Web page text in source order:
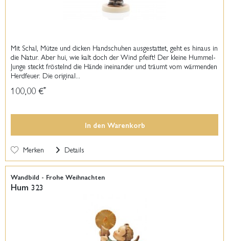
Mit Schal, Mütze und dicken Handschuhen ausgestattet, geht es hinaus in
die Natur. Aber hui, wie kalt doch der Wind pfeift! Der kleine Hummel-
Junge steckt fröstelnd die Hände ineinander und träumt vom wärmenden
Herdfeuer. Die original...
100,00 €*
In den Warenkorb
Merken Details
Wandbild - Frohe Weihnachten
Hum 323